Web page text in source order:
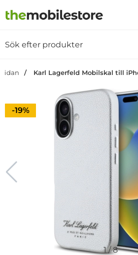
Startsidan för Danira
Karl Lagerfeld Mobilskal till
Priset är nedsatt med
-19%
1/8